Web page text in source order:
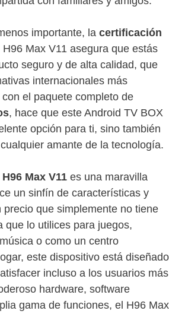
importante, la certificación
H96 Max V11 asegura que estás
seguro y de alta calidad, que
internacionales más
el paquete completo de
, hace que este Android TV BOX
opción para ti, sino también
amante de la tecnología.
Max V11 es una maravilla
un sinfín de características y
que simplemente no tiene
que lo utilices para juegos,
o como un centro
este dispositivo está diseñado
incluso a los usuarios más
hardware, software
gama de funciones, el H96 Max